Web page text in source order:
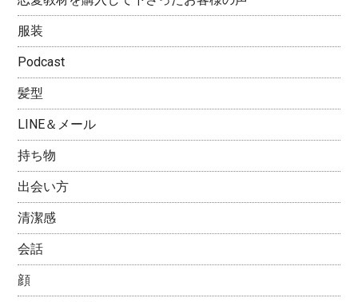
服装
Podcast
髪型
LINE＆メール
持ち物
出会い方
清潔感
会話
顔